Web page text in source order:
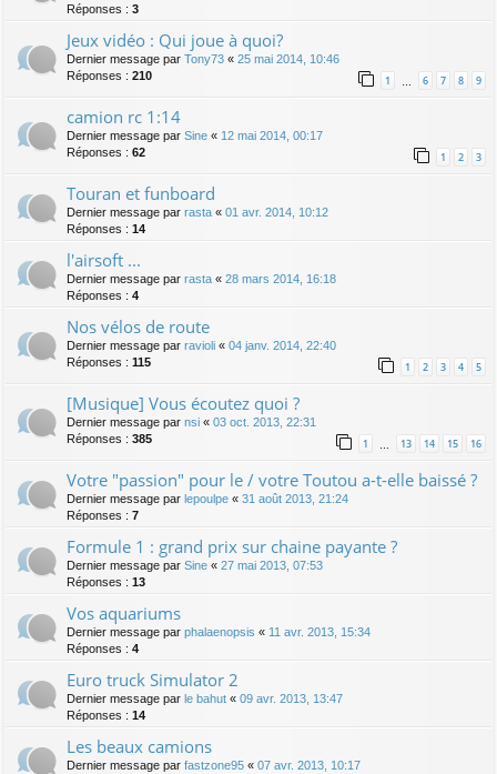
Réponses : 3
Jeux vidéo : Qui joue à quoi?
Dernier message par Tony73 « 25 mai 2014, 10:46
Réponses : 210 1 6 7 8 9
camion rc 1:14
Dernier message par Sine « 12 mai 2014, 00:17
Réponses : 62 1 2 3
Touran et funboard
Dernier message par rasta « 01 avr. 2014, 10:12
Réponses : 14
l'airsoft ...
Dernier message par rasta « 28 mars 2014, 16:18
Réponses : 4
Nos vélos de route
Dernier message par ravioli « 04 janv. 2014, 22:40
Réponses : 115 1 2 3 4 5
[Musique] Vous écoutez quoi ?
Dernier message par nsi « 03 oct. 2013, 22:31
Réponses : 385 1 … 13 14 15 16
Votre "passion" pour le / votre Toutou a-t-elle baissé ?
Dernier message par lepoulpe « 31 août 2013, 21:24
Réponses : 7
Formule 1 : grand prix sur chaine payante ?
Dernier message par Sine « 27 mai 2013, 07:53
Réponses : 13
Vos aquariums
Dernier message par phalaenopsis « 11 avr. 2013, 15:34
Réponses : 4
Euro truck Simulator 2
Dernier message par le bahut « 09 avr. 2013, 13:47
Réponses : 14
Les beaux camions
Dernier message par fastzone95 « 07 avr. 2013, 10:17